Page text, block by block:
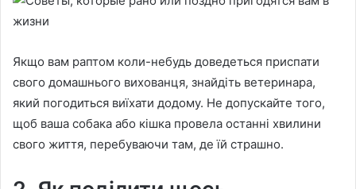
Якщо вам раптом коли-небудь доведеться приспати
свого домашнього вихованця, знайдіть ветеринара,
який погодиться виїхати додому. Не допускайте того,
щоб ваша собака або кішка провела останні хвилини
свого життя, перебуваючи там, де їй страшно.